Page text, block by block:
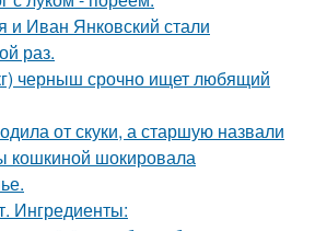
и Иван Янковский стали
раз.
черныш срочно ищет любящий
от скуки, а старшую назвали
кошкиной шокировала
Ингредиенты: